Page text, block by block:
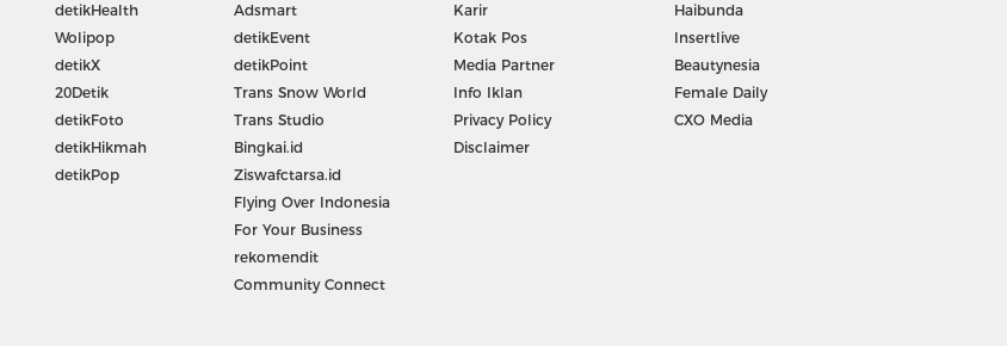
detikHealth
Wolipop
detikX
20Detik
detikFoto
detikHikmah
detikPop
Adsmart
detikEvent
detikPoint
Trans Snow World
Trans Studio
Bingkai.id
Ziswafctarsa.id
Flying Over Indonesia
For Your Business
rekomendit
Community Connect
Karir
Kotak Pos
Media Partner
Info Iklan
Privacy Policy
Disclaimer
Haibunda
Insertlive
Beautynesia
Female Daily
CXO Media